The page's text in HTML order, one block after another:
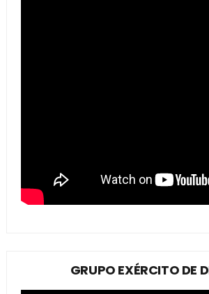
GRUPO EXÉRCITO DE